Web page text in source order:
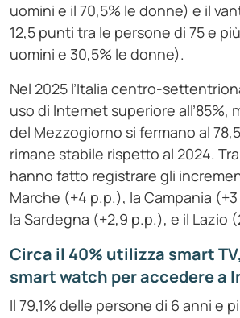
uomini e il 70,5% le donne) e il
12,5 punti tra le persone di 75 e
uomini e 30,5% le donne).
Nel 2025 l’Italia centro-
uso di Internet superiore all’85%,
del Mezzogiorno si fermano al
rimane stabile rispetto al 2024.
hanno fatto registrare gli
Marche (+4 p.p.), la Campania
la Sardegna (+2,9 p.p.), e il Lazio
Circa il 40% utilizza smart
smart watch per accedere a
Il 79,1% delle persone di 6 anni e